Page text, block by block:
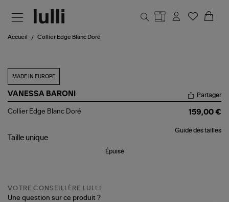
Accueil Collier Edge Blanc Doré
MADE IN EUROPE
VANESSA BARONI
Collier
Doré
Partager
Collier Edge Blanc Doré 159,00 €
Guide des tailles
Taille unique
Épuisé
VOTRE CONSEILLÈRE LULLI
Une question sur ce produit ?